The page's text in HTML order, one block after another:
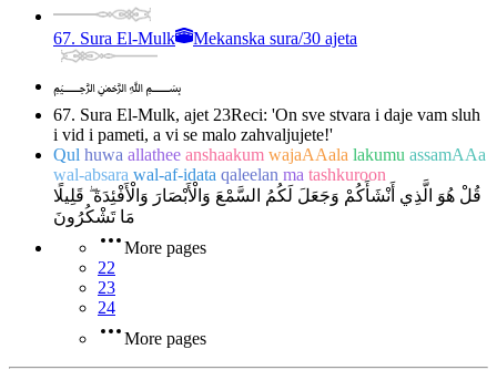
67. Sura El-Mulk Mekanska sura/30 ajeta
﷽
67. Sura El-Mulk, ajet 23Reci: 'On sve stvara i daje vam sluh
i vid i pameti, a vi se malo zahvaljujete!'
Qul huwa allathee anshaakum wajaAAala lakumu assamAAa
wal-absara wal-af-idata qaleelan ma tashkuroon
قُلْ هُوَ الَّذِي أَنْشَأَكُمْ وَجَعَلَ لَكُمُ السَّمْعَ وَالْأَبْصَارَ وَالْأَفْئِدَةَ ۖ قَلِيلًا
مَا تَشْكُرُونَ
More pages
22
23
24
More pages